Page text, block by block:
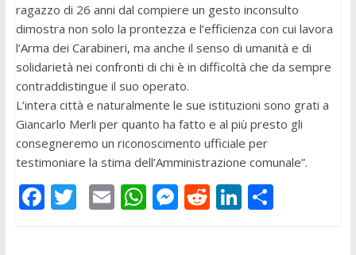
ragazzo di 26 anni dal compiere un gesto inconsulto
dimostra non solo la prontezza e l’efficienza con cui lavora
l’Arma dei Carabineri, ma anche il senso di umanità e di
solidarietà nei confronti di chi è in difficoltà che da sempre
contraddistingue il suo operato.
L’intera città e naturalmente le sue istituzioni sono grati a
Giancarlo Merli per quanto ha fatto e al più presto gli
consegneremo un riconoscimento ufficiale per
testimoniare la stima dell’Amministrazione comunale”.
F T E W M R Li C